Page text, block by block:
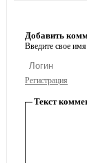
Добавить
Введите свое
Регистрация
Текст